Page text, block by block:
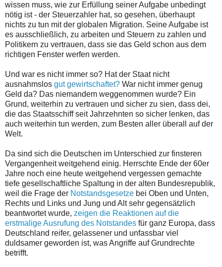
wissen muss, wie zur Erfüllung seiner Aufgabe unbedingt
nötig ist - der Steuerzahler hat, so gesehen, überhaupt
nichts zu tun mit der globalen Migration. Seine Aufgabe ist
es ausschließlich, zu arbeiten und Steuern zu zahlen und
Politikern zu vertrauen, dass sie das Geld schon aus dem
richtigen Fenster werfen werden.
Und war es nicht immer so? Hat der Staat nicht
ausnahmslos gut gewirtschaftet? War nicht immer genug
Geld da? Das niemandem weggenommen wurde? Ein
Grund, weiterhin zu vertrauen und sicher zu sien, dass dei,
die das Staatsschiff seit Jahrzehnten so sicher lenken, das
auch weiterhin tun werden, zum Besten aller überall auf der
Welt.
Da sind sich die Deutschen im Unterschied zur finsteren
Vergangenheit weitgehend einig. Herrschte Ende der 60er
Jahre noch eine heute weitgehend vergessen gemachte
tiefe gesellschaftliche Spaltung in der alten Bundesrepublik,
weil die Frage der Notstandsgesetze bei Oben und Unten,
Rechts und Links und Jung und Alt sehr gegensätzlich
beantwortet wurde, zeigen die Reaktionen auf die
erstmalige Ausrufung des Notstandes für ganz Europa, dass
Deutschland reifer, gelassener und unfassbar viel
duldsamer geworden ist, was Angriffe auf Grundrechte
betrifft.